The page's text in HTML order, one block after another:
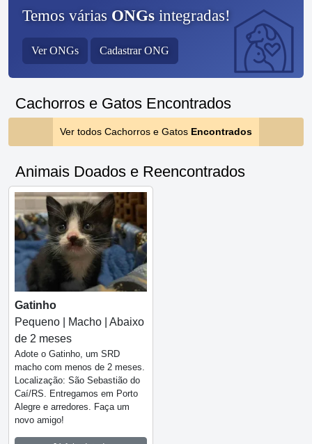
Temos várias ONGs integradas!
Ver ONGs Cadastrar ONG
Cachorros e Gatos Encontrados
Ver todos Cachorros e Gatos Encontrados
Animais Doados e Reencontrados
Gatinho
Pequeno | Macho | Abaixo
de 2 meses
Adote o Gatinho, um SRD
macho com menos de 2 meses.
Localização: São Sebastião do
Caí/RS. Entregamos em Porto
Alegre e arredores. Faça um
novo amigo!